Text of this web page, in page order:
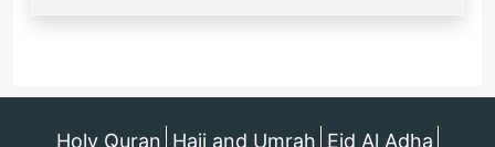
Holy Quran Hajj and Umrah Eid Al Adha